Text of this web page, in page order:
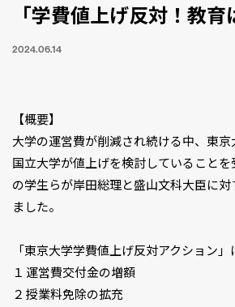
「学費値上げ反対！教育
2024.06.14
【概要】
大学の運営費が削減され続ける中、東
国立大学が値上げを検討していること
の学生らが岸田総理と盛山文科大臣に
ました。
「東京大学学費値上げ反対アクション
１ 運営費交付金の増額
２ 授業料免除の拡充